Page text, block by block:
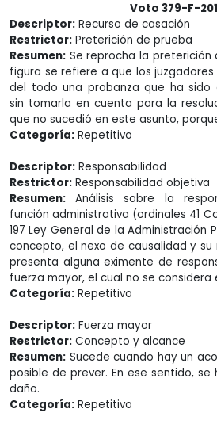
Voto 379-F-
Descriptor: Recurso de casación
Restrictor: Preterición de prueba
Resumen: Se reprocha la preterición
figura se refiere a que los
del todo una probanza que ha sido
sin tomarla en cuenta para la
que no sucedió en este asunto,
Categoría: Repetitivo
Descriptor: Responsabilidad
Restrictor: Responsabilidad objetiva
Resumen: Análisis sobre la
función administrativa (ordinales 41
197 Ley General de la Administración
concepto, el nexo de causalidad y
presenta alguna eximente de
fuerza mayor, el cual no se
Categoría: Repetitivo
Descriptor: Fuerza mayor
Restrictor: Concepto y alcance
Resumen: Sucede cuando hay un
posible de prever. En ese sentido,
daño.
Categoría: Repetitivo